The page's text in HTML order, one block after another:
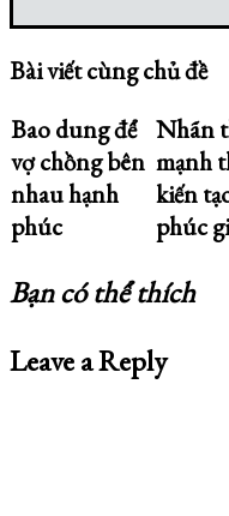
Bài viết cùng chủ đề
Bao dung để
vợ chồng bên
nhau hạnh
phúc
Nhãn
mạnh
kiến
phúc
Bạn có thể thích
Leave a Reply